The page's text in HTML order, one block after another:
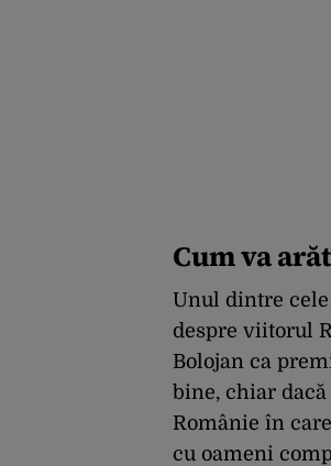
Cum va
Unul dintre
despre viitorul
Bolojan ca
bine, chiar
Românie în
cu oameni